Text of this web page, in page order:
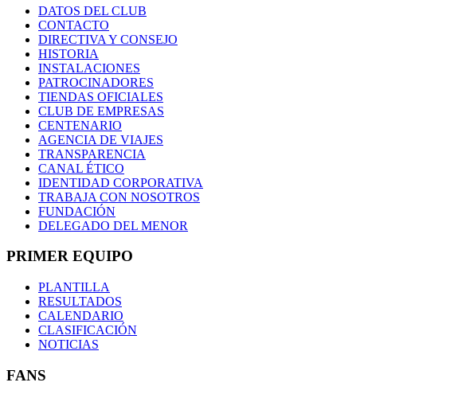
DATOS DEL CLUB
CONTACTO
DIRECTIVA Y CONSEJO
HISTORIA
INSTALACIONES
PATROCINADORES
TIENDAS OFICIALES
CLUB DE EMPRESAS
CENTENARIO
AGENCIA DE VIAJES
TRANSPARENCIA
CANAL ÉTICO
IDENTIDAD CORPORATIVA
TRABAJA CON NOSOTROS
FUNDACIÓN
DELEGADO DEL MENOR
PRIMER EQUIPO
PLANTILLA
RESULTADOS
CALENDARIO
CLASIFICACIÓN
NOTICIAS
FANS